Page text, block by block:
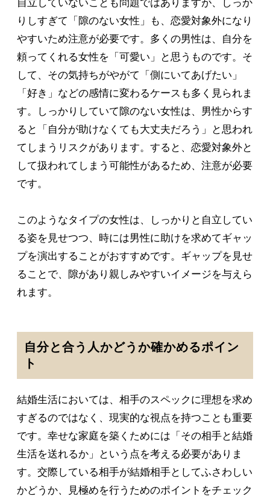
自立していないことも問題ではありますが、しっか
りしすぎて「隙のない女性」も、恋愛対象外になり
やすいため注意が必要です。多くの男性は、自分を
頼ってくれる女性を「可愛い」と思うものです。そ
して、その気持ちがやがて「側にいてあげたい」
「好き」などの感情に変わるケースも多く見られま
す。しっかりしていて隙のない女性は、男性からす
ると「自分が助けなくても大丈夫だろう」と思われ
てしまうリスクがあります。すると、恋愛対象外と
して扱われてしまう可能性があるため、注意が必要
です。
このようなタイプの女性は、しっかりと自立してい
る姿を見せつつ、時には男性に助けを求めてギャッ
プを演出することがおすすめです。ギャップを見せ
ることで、隙があり親しみやすいイメージを与えら
れます。
自分と合う人かどうか確かめるポイン
ト
結婚生活においては、相手のスペックに理想を求め
すぎるのではなく、現実的な視点を持つことも重要
です。幸せな家庭を築くためには「その相手と結婚
生活を送れるか」という点を考える必要がありま
す。交際している相手が結婚相手としてふさわしい
かどうか、見極めを行うためのポイントをチェック